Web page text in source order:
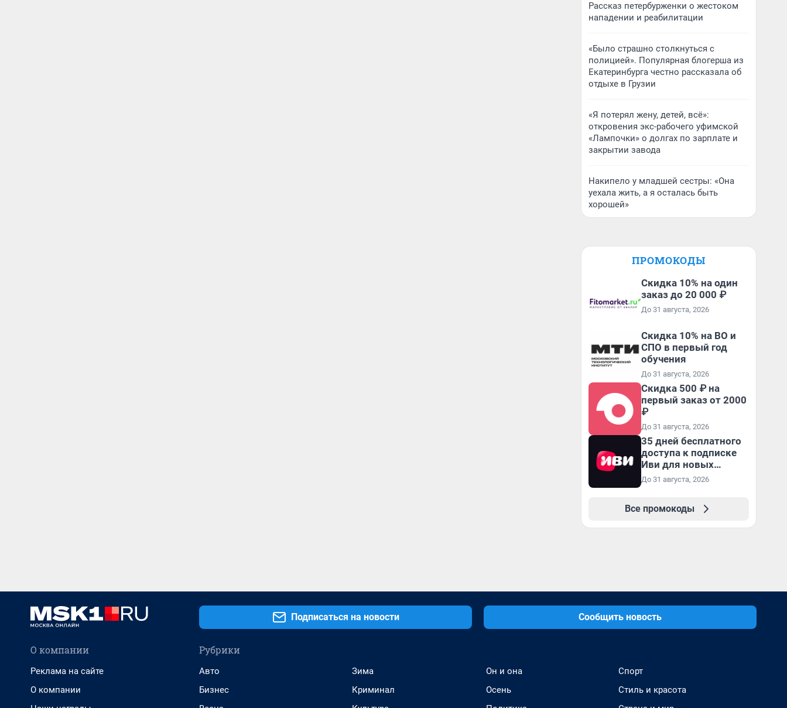
Рассказ петербурженки о жестоком
нападении и реабилитации
«Было страшно столкнуться с
полицией». Популярная блогерша из
Екатеринбурга честно рассказала об
отдыхе в Грузии
«Я потерял жену, детей, всё»:
откровения экс-рабочего уфимской
«Лампочки» о долгах по зарплате и
закрытии завода
Накипело у младшей сестры: «Она
уехала жить, а я осталась быть
хорошей»
ПРОМОКОДЫ
Скидка 10% на один
заказ до 20 000 ₽
До 31 августа, 2026
Скидка 10% на ВО и
СПО в первый год
обучения
До 31 августа, 2026
Скидка 500 ₽ на
первый заказ от 2000
₽
До 31 августа, 2026
35 дней бесплатного
доступа к подписке
Иви для новых
пользователей
До 31 августа, 2026
Все промокоды
Подписаться на новости Сообщить новость
О компании
Реклама на сайте
О компании
Рубрики
Авто
Бизнес
Зима
Криминал
Он и она
Осень
Спорт
Стиль и красота